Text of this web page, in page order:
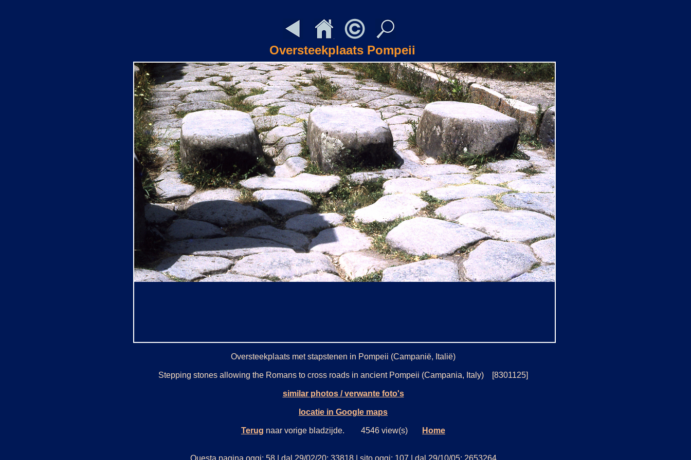
Oversteekplaats Pompeii
Oversteekplaats met stapstenen in Pompeii (Campanië, Italië)
Stepping stones allowing the Romans to cross roads in ancient Pompeii (Campania, Italy) [8301125]
similar photos / verwante foto's
locatie in Google maps
Terug naar vorige bladzijde. 4546 view(s) Home
Questa pagina oggi: 58 | dal 29/02/20: 33818 | sito oggi: 107 | dal 29/10/05: 2653264